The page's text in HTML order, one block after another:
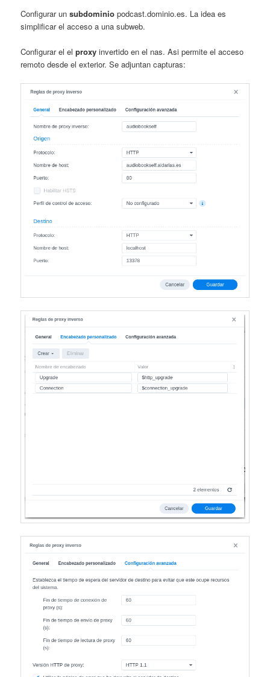
Configurar unsubdominio podcast.dominio.es. La idea es
simplificar el acceso a una subweb.
Configurar el elproxy invertido en el nas. Asi permite el acceso
remoto desde el exterior. Se adjuntan capturas: